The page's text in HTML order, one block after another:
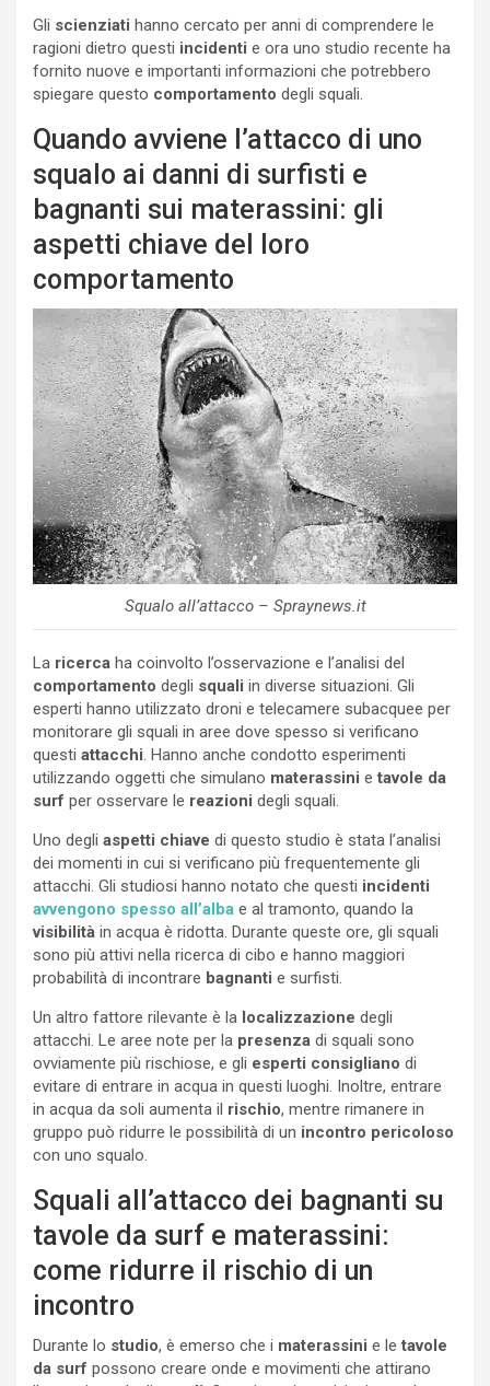
Gli scienziati hanno cercato per anni di comprendere le
ragioni dietro questi incidenti e ora uno studio recente ha
fornito nuove e importanti informazioni che potrebbero
spiegare questo comportamento degli squali.
Quando avviene l’attacco di uno
squalo ai danni di surfisti e
bagnanti sui materassini: gli
aspetti chiave del loro
comportamento
Squalo all’attacco – Spraynews.it
La ricerca ha coinvolto l’osservazione e l’analisi del
comportamento degli squali in diverse situazioni. Gli
esperti hanno utilizzato droni e telecamere subacquee per
monitorare gli squali in aree dove spesso si verificano
questi attacchi. Hanno anche condotto esperimenti
utilizzando oggetti che simulano materassini etavole da
surf per osservare le reazioni degli squali.
Uno degli aspetti chiave di questo studio è stata l’analisi
dei momenti in cui si verificano più frequentemente gli
attacchi. Gli studiosi hanno notato che questi incidenti
avvengono spesso all’alba e al tramonto, quando la
visibilità in acqua è ridotta. Durante queste ore, gli squali
sono più attivi nella ricerca di cibo e hanno maggiori
probabilità di incontrare bagnanti e surfisti.
Un altro fattore rilevante è la localizzazione degli
attacchi. Le aree note per la presenza di squali sono
ovviamente più rischiose, e gli esperti consigliano di
evitare di entrare in acqua in questi luoghi. Inoltre, entrare
in acqua da soli aumenta il rischio, mentre rimanere in
gruppo può ridurre le possibilità di un incontro pericoloso
con uno squalo.
Squali all’attacco dei bagnanti su
tavole da surf e materassini:
come ridurre il rischio di un
incontro
Durante lo studio, è emerso che i materassini e letavole
da surf possono creare onde e movimenti che attirano